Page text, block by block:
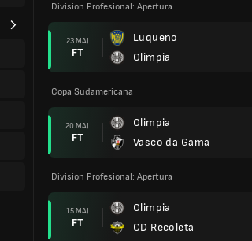
Division Profesional: Apertura
23 MAJ
FT
Luqueno
Olimpia
Copa Sudamericana
20 MAJ
FT
Olimpia
Vasco da Gama
Division Profesional: Apertura
15 MAJ
FT
Olimpia
CD Recoleta